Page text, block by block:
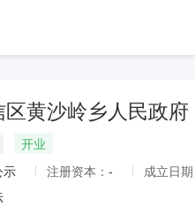
黄沙岭乡人民政府
开业
示 注册资本： -
成立日